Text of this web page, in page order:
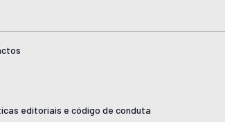
editoriais e código de conduta